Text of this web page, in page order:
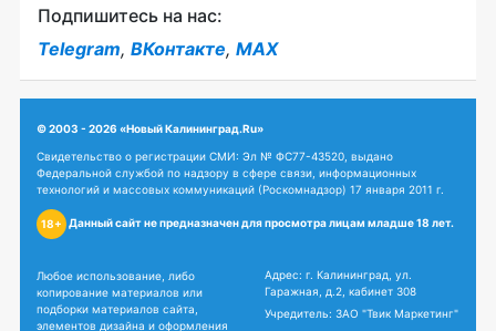
Подпишитесь на нас:
Telegram, ВКонтакте, MAX
© 2003 - 2026 «Новый Калининград.Ru»
Свидетельство о регистрации СМИ: Эл № ФС77-43520, выдано
Федеральной службой по надзору в сфере связи, информационных
технологий и массовых коммуникаций (Роскомнадзор) 17 января 2011 г.
18+ Данный сайт не предназначен для просмотра лицам младше 18 лет.
Любое использование, либо
копирование материалов или
подборки материалов сайта,
элементов дизайна и оформления
Адрес: г. Калининград, ул.
Гаражная, д.2, кабинет 308
Учредитель: ЗАО "Твик Маркетинг"